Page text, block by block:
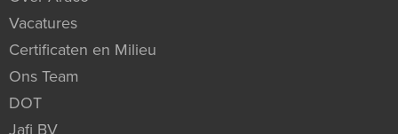
Vacatures
Certificaten en Milieu
Ons Team
DOT
Jafi BV